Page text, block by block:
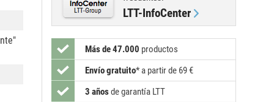
LTT-InfoCenter
Más de 47.000 productos
Envío gratuito* a partir de 69 €
3 añosde garantía LTT